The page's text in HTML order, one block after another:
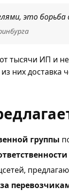
это
тысячи ИП и
них доставка
группы